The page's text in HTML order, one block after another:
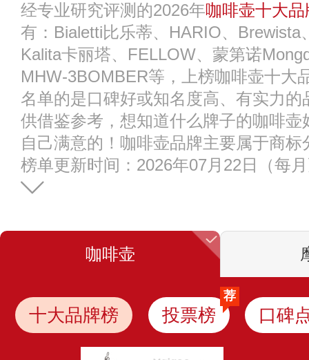
经专业研究评测的2026年咖啡壶十大
有：Bialetti比乐蒂、HARIO、
Kalita卡丽塔、FELLOW、蒙第诺
MHW-3BOMBER等，上榜咖啡壶十大
名单的是口碑好或知名度高、有实力
供借鉴参考，想知道什么牌子的咖啡
自己满意的！咖啡壶品牌主要属于商
榜单更新时间：2026年07月22日（每
咖啡壶
十大品牌榜 投票榜
荐
口碑